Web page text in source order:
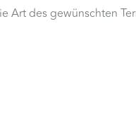
Art des gewünschten